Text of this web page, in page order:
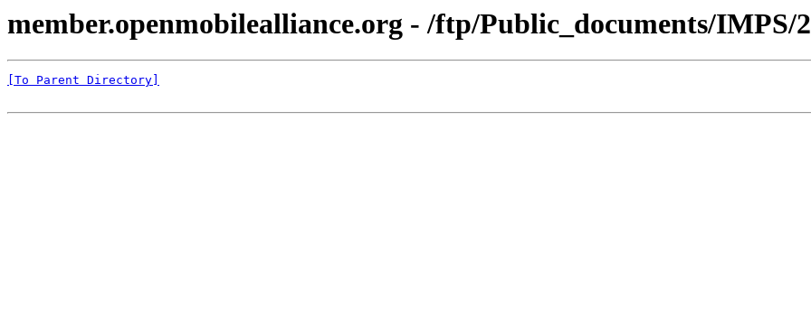
member.openmobilealliance.org - /ftp/Public_documents/IMPS/
[To Parent Directory]